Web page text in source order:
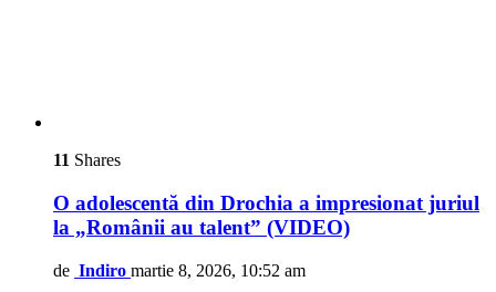
11 Shares
O adolescentă din Drochia a impresionat juriul
la „Românii au talent” (VIDEO)
de Indiro martie 8, 2026, 10:52 am